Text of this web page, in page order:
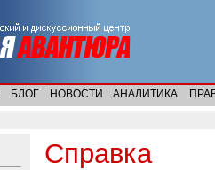
БЛОГ НОВОСТИ АНАЛИТИКА
Справка